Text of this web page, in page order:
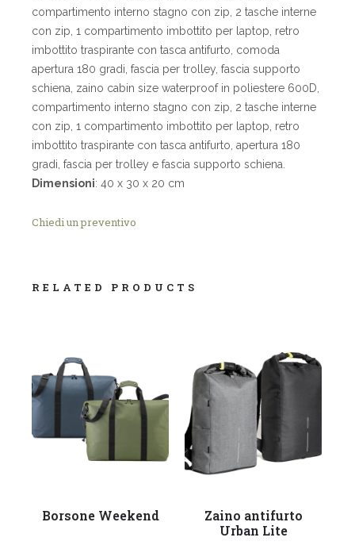
compartimento interno stagno con zip, 2 tasche interne
con zip, 1 compartimento imbottito per laptop, retro
imbottito traspirante con tasca antifurto, comoda
apertura 180 gradi, fascia per trolley, fascia supporto
schiena, zaino cabin size waterproof in poliestere 600D,
compartimento interno stagno con zip, 2 tasche interne
con zip, 1 compartimento imbottito per laptop, retro
imbottito traspirante con tasca antifurto, apertura 180
gradi, fascia per trolley e fascia supporto schiena.
Dimensioni: 40 x 30 x 20 cm
Chiedi un preventivo
RELATED PRODUCTS
Leggi tutto
Borsone Weekend Leggi tutto
Zaino antifurto
Urban Lite